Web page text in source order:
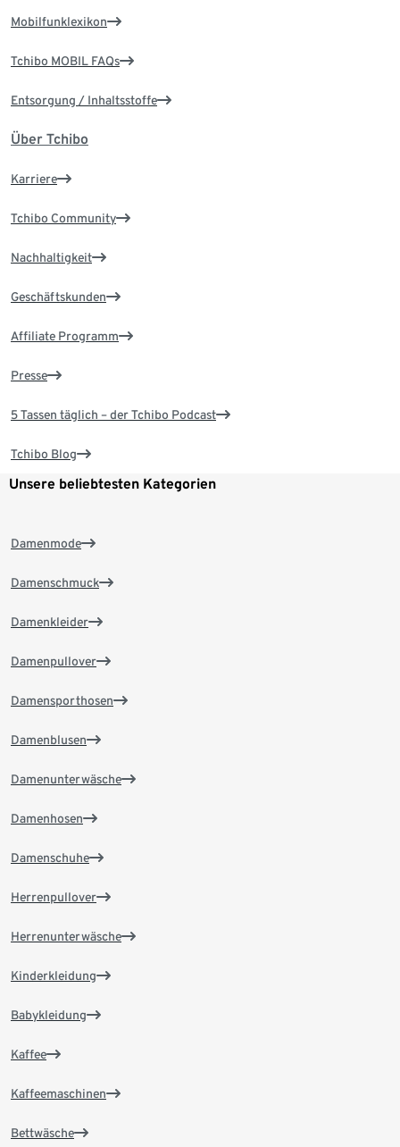
Mobilfunklexikon
Tchibo MOBIL FAQs
Entsorgung / Inhaltsstoffe
Über Tchibo
Karriere
Tchibo Community
Nachhaltigkeit
Geschäftskunden
Affiliate Programm
Presse
5 Tassen täglich – der Tchibo Podcast
Tchibo Blog
Unsere beliebtesten Kategorien
Damenmode
Damenschmuck
Damenkleider
Damenpullover
Damensporthosen
Damenblusen
Damenunterwäsche
Damenhosen
Damenschuhe
Herrenpullover
Herrenunterwäsche
Kinderkleidung
Babykleidung
Kaffee
Kaffeemaschinen
Bettwäsche